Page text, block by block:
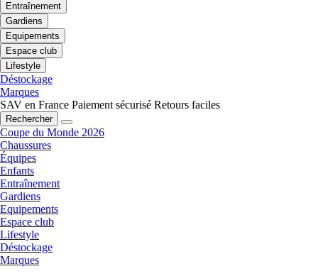
Entraînement
Gardiens
Equipements
Espace club
Lifestyle
Déstockage
Marques
SAV en France Paiement sécurisé Retours faciles
Rechercher
Coupe du Monde 2026
Chaussures
Équipes
Enfants
Entraînement
Gardiens
Equipements
Espace club
Lifestyle
Déstockage
Marques